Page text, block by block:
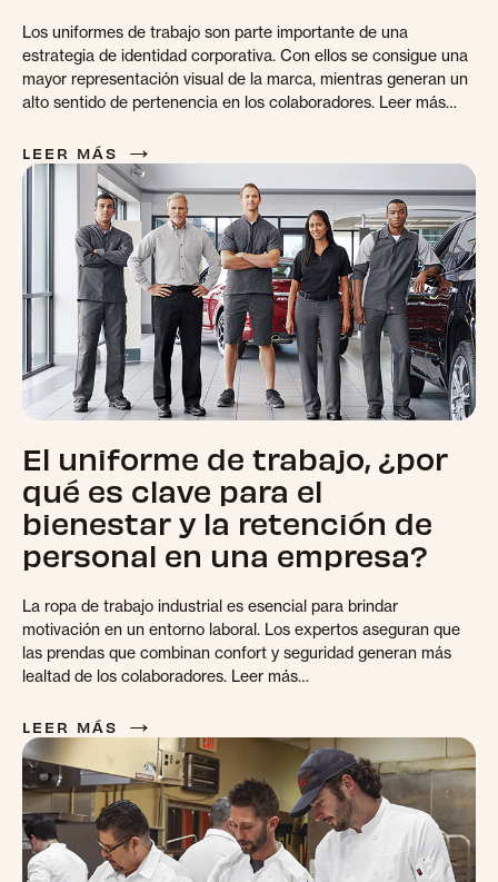
Los uniformes de trabajo son parte importante de una
estrategia de identidad corporativa. Con ellos se consigue una
mayor representación visual de la marca, mientras generan un
alto sentido de pertenencia en los colaboradores. Leer más…
LEER MÁS →
El uniforme de trabajo, ¿por
qué es clave para el
bienestar y la retención de
personal en una empresa?
La ropa de trabajo industrial es esencial para brindar
motivación en un entorno laboral. Los expertos aseguran que
las prendas que combinan confort y seguridad generan más
lealtad de los colaboradores. Leer más…
LEER MÁS →